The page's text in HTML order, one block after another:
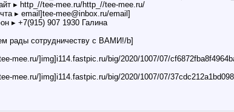
▸ http_//tee-mee.ru/http_//tee-mee.ru/
▸ email]tee-mee@inbox.ru/email]
▸ +7(915) 907 1930 Галина
рады сотрудничеству с ВАМИ!/b]
mee.ru/]img]i114.fastpic.ru/big/2020/1007/07/
mee.ru/]img]i114.fastpic.ru/big/2020/1007/07/